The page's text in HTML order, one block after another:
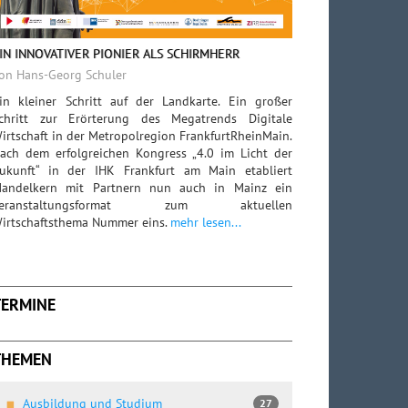
INNOVATIVER PIONIER ALS SCHIRMHERR
Hans-Georg Schuler
kleiner Schritt auf der Landkarte. Ein großer
zur Erörterung des Megatrends Digitale
in der Metropolregion FrankfurtRheinMain.
dem erfolgreichen Kongress „4.0 im Licht der
in der IHK Frankfurt am Main etabliert
mit Partnern nun auch in Mainz ein
zum aktuellen
Nummer eins. mehr lesen...
Ausbildung und Studium 27